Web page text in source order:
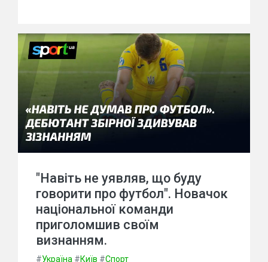
"Навіть не уявляв, що буду
говорити про футбол". Новачок
національної команди
приголомшив своїм
визнанням.
#Україна #Київ #Спорт